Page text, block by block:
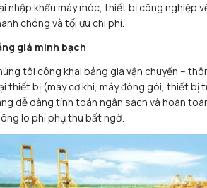
nhập khẩu máy móc, thiết bị công nghiệp
chóng và tối ưu chi phí.
giá minh bạch
tôi công khai bảng giá vận chuyển –
thiết bị (máy cơ khí, máy đóng gói, thiết bị
dễ dàng tính toán ngân sách và hoàn
lo phí phụ thu bất ngờ.